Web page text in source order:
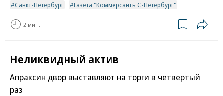
Санкт-Петербург
Газета "Коммерсантъ С-Петербург"
2 мин.
Неликвидный актив
Апраксин двор выставляют на торги в четвертый
раз